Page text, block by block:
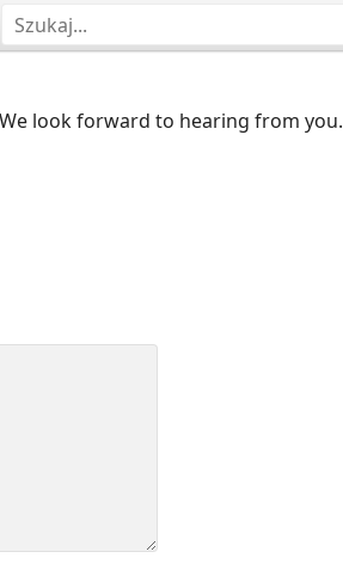
look forward to hearing from you.